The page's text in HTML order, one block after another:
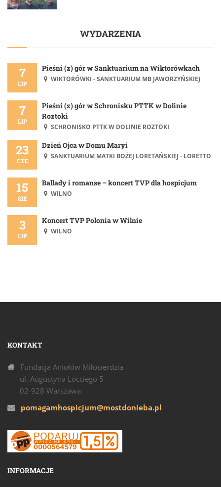
WYDARZENIA
7
LIP
Pieśni (z) gór w Sanktuarium na Wiktorówkach
WIKTORÓWKI - SANKTUARIUM MB JAWORZYŃSKIEJ
7
LIP
Pieśni (z) gór w Schronisku PTTK w Dolinie
Roztoki
SCHRONISKO PTTK W DOLINIE ROZTOKI
23
CZE
Dzień Ojca w Domu Maryi
SANKTUARIUM MATKI BOŻEJ LORETAŃSKIEJ - LORETTO
15
SIE
Ballady i romanse – koncert TVP dla hospicjum
WILNO
3
LIP
Koncert TVP Polonia w Wilnie
WILNO
KONTAKT
Fundacja Aniołów Miłosierdzia
ul. Augustyna Locciego 5
02-928 Warszawa
pomagamhospicjum@mostdonieba.pl
INFORMACJE